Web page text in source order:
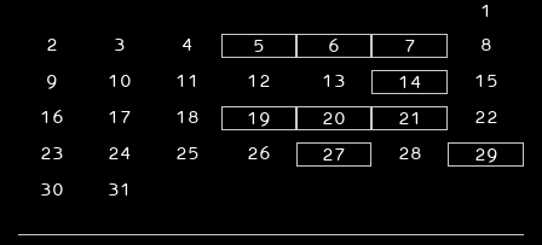
1
2
3 4 5 6 7
8
9
10 11 12 13 14
15
16
17 18 19 20 21
22
23
24 25 26 27 28
29
30
31